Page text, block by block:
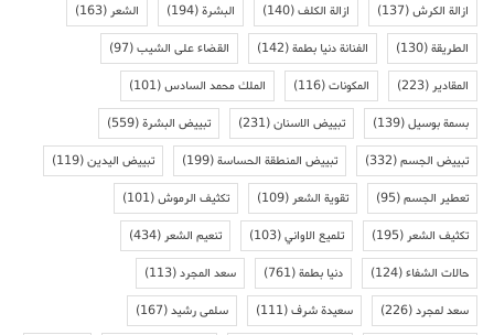
ازالة الكرش(137) ازالة الكلف(140) البشرة(194) الشعر(163)
الطريقة(130) الفنانة دنيا بطمة(142) القضاء على الشيب(97)
المقادير(223) المكونات(116) الملك محمد السادس(101)
بسمة بوسيل(139) تبييض الاسنان(231) تبييض البشرة(559)
تبييض الجسم(332) تبييض المنطقة الحساسة(199) تبييض اليدين(119)
تعطير الجسم(95) تقوية الشعر(109) تكثيف الرموش(101)
تكثيف الشعر(195) تلميع الاواني(103) تنعيم الشعر(434)
حالات الشفاء(124) دنيا بطمة(761) سعد المجرد(113)
سعد لمجرد(226) سعيدة شرف(111) سلمى رشيد(167)